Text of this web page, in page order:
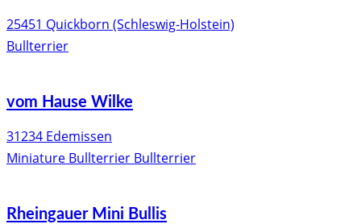
25451 Quickborn (Schleswig-Holstein)
Bullterrier
vom Hause Wilke
31234 Edemissen
Miniature Bullterrier Bullterrier
Rheingauer Mini Bullis